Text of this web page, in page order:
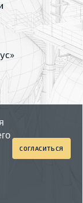
СОГЛАСИТЬСЯ